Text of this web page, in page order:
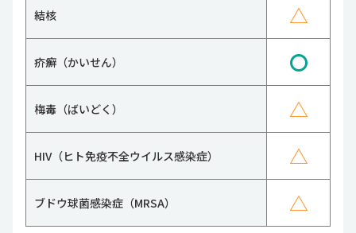
結核 △
疥癬（かいせん） 〇
梅毒（ばいどく） △
HIV（ヒト免疫不全ウイルス感染症） △
ブドウ球菌感染症（MRSA） △